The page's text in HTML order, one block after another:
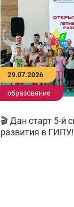
29.07.2026
образование
🎬 Дан старт 5-й
развития в ГИПУ!